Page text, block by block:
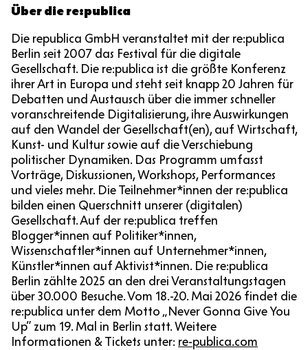
Über die re:publica
Die republica GmbH veranstaltet mit der re:publica
Berlin seit 2007 das Festival für die digitale
Gesellschaft. Die re:publica ist die größte Konferenz
ihrer Art in Europa und steht seit knapp 20 Jahren für
Debatten und Austausch über die immer schneller
voranschreitende Digitalisierung, ihre Auswirkungen
auf den Wandel der Gesellschaft(en), auf Wirtschaft,
Kunst- und Kultur sowie auf die Verschiebung
politischer Dynamiken. Das Programm umfasst
Vorträge, Diskussionen, Workshops, Performances
und vieles mehr. Die Teilnehmer*innen der re:publica
bilden einen Querschnitt unserer (digitalen)
Gesellschaft. Auf der re:publica treffen
Blogger*innen auf Politiker*innen,
Wissenschaftler*innen auf Unternehmer*innen,
Künstler*innen auf Aktivist*innen. Die re:publica
Berlin zählte 2025 an den drei Veranstaltungstagen
über 30.000 Besuche. Vom 18.-20. Mai 2026 findet die
re:publica unter dem Motto „Never Gonna Give You
Up” zum 19. Mal in Berlin statt. Weitere
Informationen & Tickets unter: re-publica.com